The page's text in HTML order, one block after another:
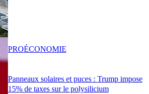
Panneaux solaires et puces : Trump impose
15% de taxes sur le polysilicium
PROÉCONOMIE